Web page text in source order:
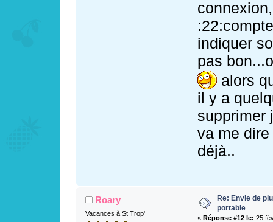
indiquer
pas
alors
il y a
supprimer
va me
déjà..
Roary
Vacances à St Trop'
Re: Envie de
portable
« Réponse #12 le: 25